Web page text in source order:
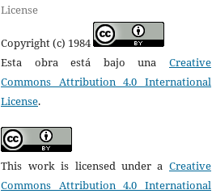
License
Copyright (c) 1984
Esta obra está bajo una Creative
Commons Attribution 4.0 International
License.
This work is licensed under a Creative
Commons Attribution 4.0 International